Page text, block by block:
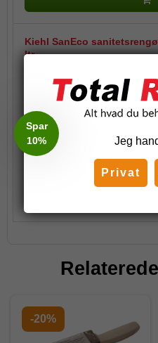
Kiehl SanEco
ltr.
-20%
Jeg
Privat
Spar
10%